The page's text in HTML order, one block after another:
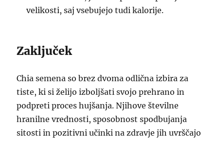
velikosti, saj vsebujejo tudi kalorije.
Zaključek
Chia semena so brez dvoma odlična izbira za
tiste, ki si želijo izboljšati svojo prehrano in
podpreti proces hujšanja. Njihove številne
hranilne vrednosti, sposobnost spodbujanja
sitosti in pozitivni učinki na zdravje jih uvrščajo